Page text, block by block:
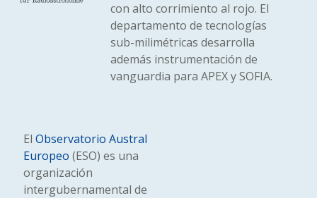
con alto corrimiento al rojo. El
departamento de tecnologías
sub-milimétricas desarrolla
además instrumentación de
vanguardia para APEX y SOFIA.
ElObservatorio Austral
Europeo (ESO) es una
organización
intergubernamental de